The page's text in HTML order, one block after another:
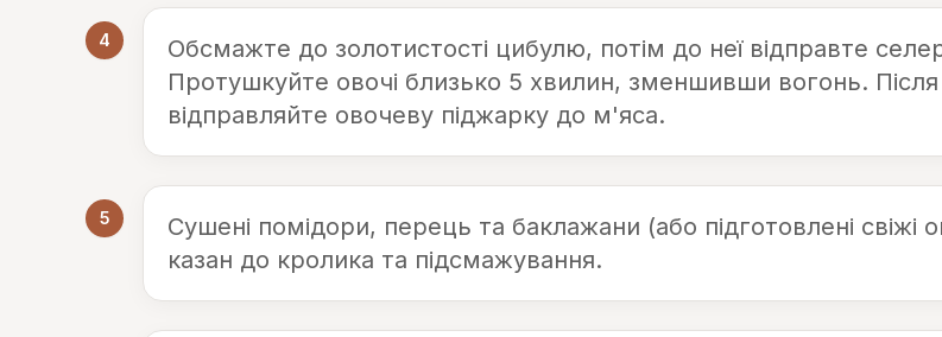
4
Обсмажте до золотистості цибулю, потім до неї відправте
Протушкуйте овочі близько 5 хвилин, зменшивши вогонь. Після
відправляйте овочеву піджарку до м'яса.
5
Сушені помідори, перець та баклажани (або підготовлені свіжі
казан до кролика та підсмажування.